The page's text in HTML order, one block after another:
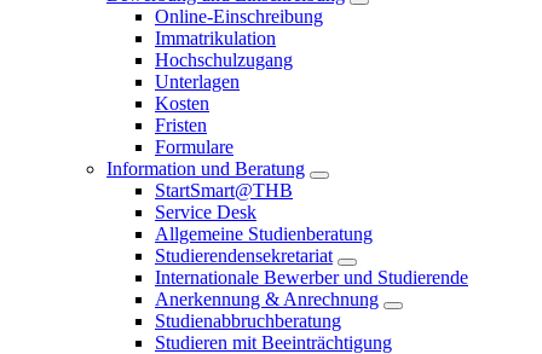
Online-Einschreibung
Immatrikulation
Hochschulzugang
Unterlagen
Kosten
Fristen
Formulare
Information und Beratung
StartSmart@THB
Service Desk
Allgemeine Studienberatung
Studierendensekretariat
Internationale Bewerber und Studierende
Anerkennung & Anrechnung
Studienabbruchberatung
Studieren mit Beeinträchtigung